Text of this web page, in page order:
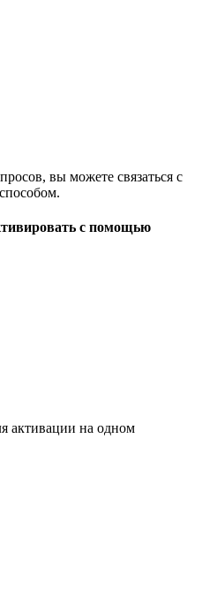
вы можете связаться с
с помощью
активации на одном